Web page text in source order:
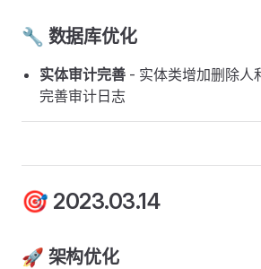
🔧 数据库优化
实体审计完善 - 实体类增加删除人
完善审计日志
🎯 2023.03.14
🚀 架构优化